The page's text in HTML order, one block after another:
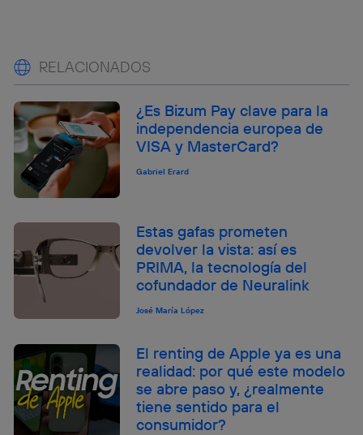
RELACIONADOS
¿Es Bizum Pay clave para la
independencia europea de
VISA y MasterCard?
Gabriel Erard
Estas gafas prometen
devolver la vista: así es
PRIMA, la tecnología del
cofundador de Neuralink
José María López
El renting de Apple ya es una
realidad: por qué este modelo
se abre paso y, ¿realmente
tiene sentido para el
consumidor?